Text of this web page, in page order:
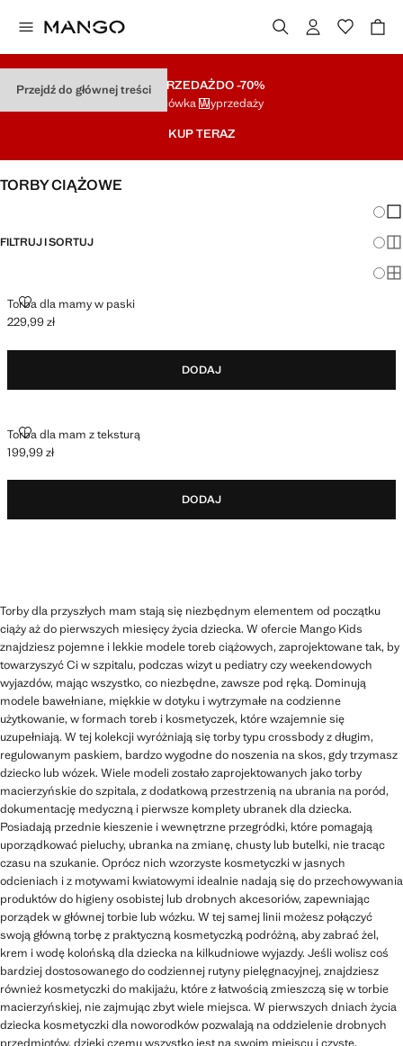
Przejdź do głównej treściWYPRZEDAŻDO -70%
Końcówka Wyprzedaży
KUP TERAZ
TORBY CIĄŻOWE
FILTRUJ I SORTUJ
Torba dla mamy w paski
TORBA DLA MAMY W PASKI
Aktualna cena [229,99 zł ]
229,99 zł
DODAJ
Torba dla mam z teksturą
TORBA DLA MAM Z TEKSTURĄ
Aktualna cena [199,99 zł ]
199,99 zł
DODAJ
Torby dla przyszłych mam stają się niezbędnym elementem od początku
ciąży aż do pierwszych miesięcy życia dziecka. W ofercie Mango Kids
znajdziesz pojemne i lekkie modele toreb ciążowych, zaprojektowane tak, by
towarzyszyć Ci w szpitalu, podczas wizyt u pediatry czy weekendowych
wyjazdów, mając wszystko, co niezbędne, zawsze pod ręką. Dominują
modele bawełniane, miękkie w dotyku i wytrzymałe na codzienne
użytkowanie, w formach toreb i kosmetyczek, które wzajemnie się
uzupełniają. W tej kolekcji wyróżniają się torby typu crossbody z długim,
regulowanym paskiem, bardzo wygodne do noszenia na skos, gdy trzymasz
dziecko lub wózek. Wiele modeli zostało zaprojektowanych jako torby
macierzyńskie do szpitala, z dodatkową przestrzenią na ubrania na poród,
dokumentację medyczną i pierwsze komplety ubranek dla dziecka.
Posiadają przednie kieszenie i wewnętrzne przegródki, które pomagają
uporządkować pieluchy, ubranka na zmianę, chusty lub butelki, nie tracąc
czasu na szukanie. Oprócz nich wzorzyste kosmetyczki w jasnych
odcieniach i z motywami kwiatowymi idealnie nadają się do przechowywania
produktów do higieny osobistej lub drobnych akcesoriów, zapewniając
porządek w głównej torbie lub wózku. W tej samej linii możesz połączyć
swoją główną torbę z praktyczną kosmetyczką podróżną, aby zabrać żel,
krem i wodę kolońską dla dziecka na kilkudniowe wyjazdy. Jeśli wolisz coś
bardziej dostosowanego do codziennej rutyny pielęgnacyjnej, znajdziesz
również kosmetyczki do makijażu, które z łatwością zmieszczą się w torbie
macierzyńskiej, nie zajmując zbyt wiele miejsca. W pierwszych dniach życia
dziecka kosmetyczki dla noworodków pozwalają na oddzielenie drobnych
przedmiotów, dzięki czemu wszystko jest na swoim miejscu i czyste.